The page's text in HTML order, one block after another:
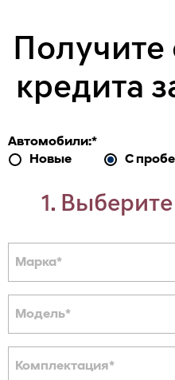
кредита
Автомобили:*
Новые
С
1.
Марка*
Модель*
Комплектация*